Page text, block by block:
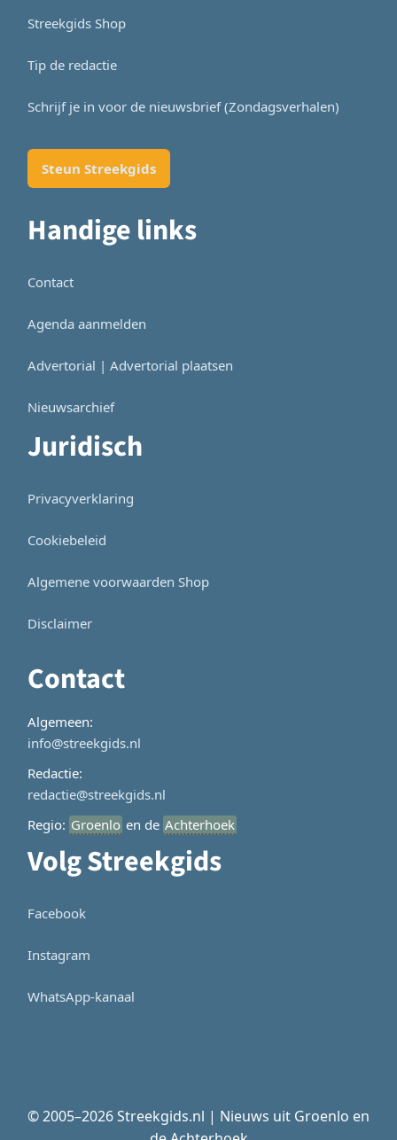
Streekgids Shop
Tip de redactie
Schrijf je in voor de nieuwsbrief (Zondagsverhalen)
Steun Streekgids
Handige links
Contact
Agenda aanmelden
Advertorial | Advertorial plaatsen
Nieuwsarchief
Juridisch
Privacyverklaring
Cookiebeleid
Algemene voorwaarden Shop
Disclaimer
Contact
Algemeen:
info@streekgids.nl
Redactie:
redactie@streekgids.nl
Regio: Groenlo en de Achterhoek
Volg Streekgids
Facebook
Instagram
WhatsApp-kanaal
© 2005–2026 Streekgids.nl | Nieuws uit Groenlo en